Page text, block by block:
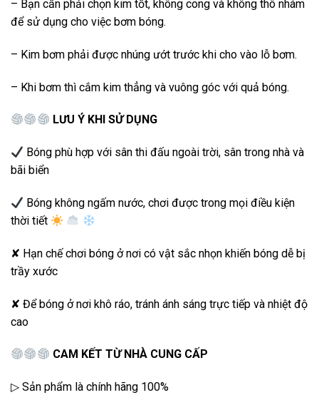
– Bạn cần phải chọn kim tốt, không cong và không thô nhám
để sử dụng cho việc bơm bóng.
– Kim bơm phải được nhúng ướt trước khi cho vào lỗ bơm.
– Khi bơm thì cắm kim thẳng và vuông góc với quả bóng.️
LƯU Ý KHI SỬ DỤNG
Bóng phù hợp với sân thi đấu ngoài trời, sân trong nhà và
bãi biển
Bóng không ngấm nước, chơi được trong mọi điều kiện
thời tiết
✘ Hạn chế chơi bóng ở nơi có vật sắc nhọn khiến bóng dễ bị
trầy xước
✘ Để bóng ở nơi khô ráo, tránh ánh sáng trực tiếp và nhiệt độ
cao
CAM KẾT TỪ NHÀ CUNG CẤP
▷ Sản phẩm là chính hãng 100%